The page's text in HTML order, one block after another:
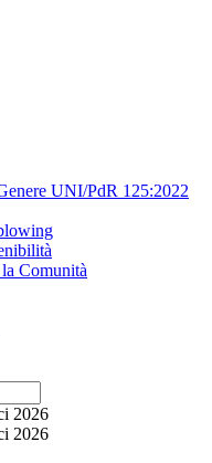
UNI/PdR 125:2022
Comunità